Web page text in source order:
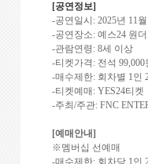
[공연정보]
-공연일시 : 2025년 11월
-공연장소: 예스24 원
-관람연령: 8세 이상
-티켓가격 : 전석 99,000
-매수제한: 회차별 1인
-티켓예매 : YES24티켓
-주최 /주관: FNC
[예매안내]
※멤버십 선예매